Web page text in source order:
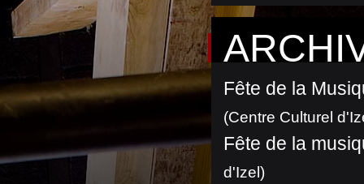
Fête de la
(Centre Culturel
Fête de la
d'Izel)